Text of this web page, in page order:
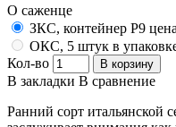
О саженце
ЗКС, контейнер Р9
ОКС, 5 штук в
Кол-во
В корзину
В закладки В сравнение
Ранний сорт итальянской